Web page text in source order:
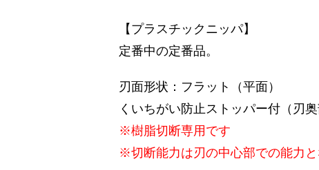
【プラスチックニッパ】
定番中の定番品。
刃面形状：フラット（平面）
くいちがい防止ストッパー付（刃奥
※樹脂切断専用です
※切断能力は刃の中心部での能力